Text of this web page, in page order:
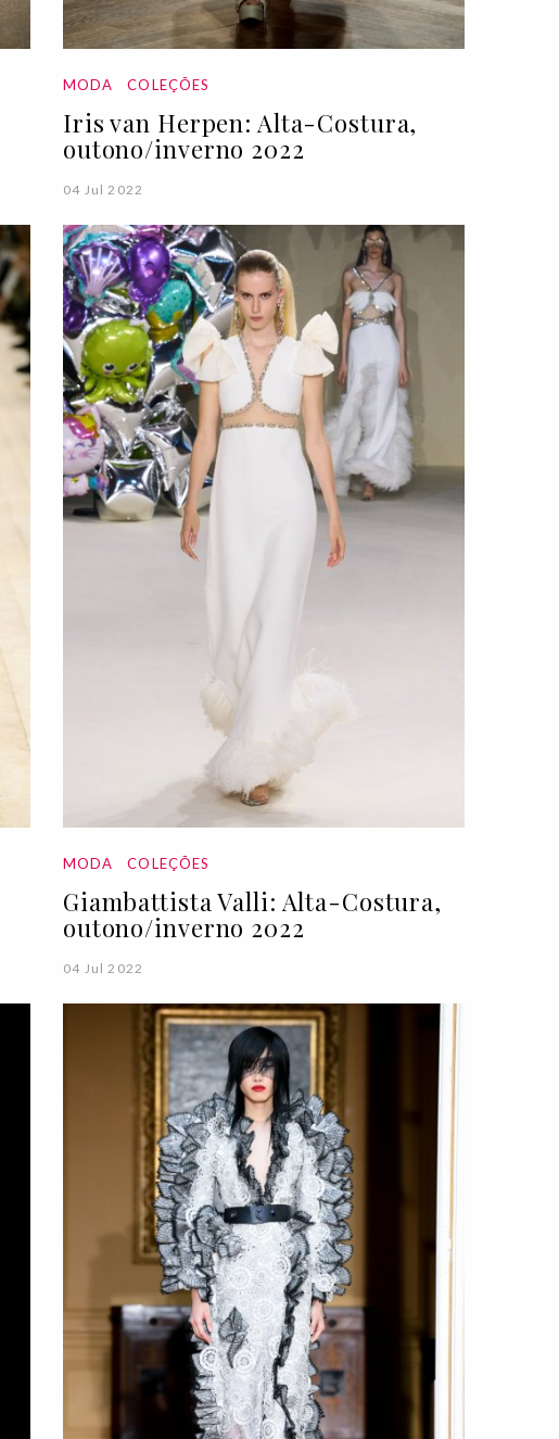
MODA COLEÇÕES
Iris van Herpen: Alta-Costura,
outono/inverno 2022
04 Jul 2022
MODA COLEÇÕES
Giambattista Valli: Alta-Costura,
outono/inverno 2022
04 Jul 2022